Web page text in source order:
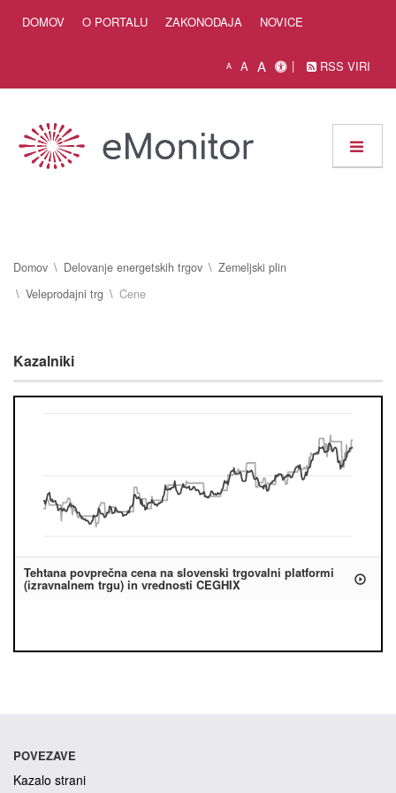
DOMOV O PORTALU ZAKONODAJA NOVICE
A A A RSS VIRI
Domov Delovanje energetskih trgov
Zemeljski plin
Veleprodajni trg
Cene
Kazalniki
Tehtana povprečna cena na slovenski trgovalni platformi
(izravnalnem trgu) in vrednosti CEGHIX
POVEZAVE
Kazalo strani